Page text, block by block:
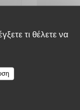
τι θέλετε να
5 /5